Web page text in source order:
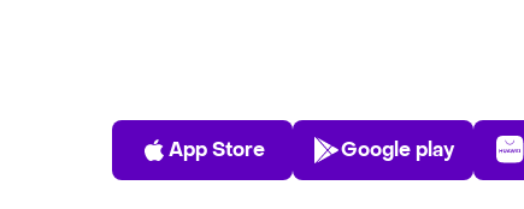
App Store
App Store
Play Store
Google play